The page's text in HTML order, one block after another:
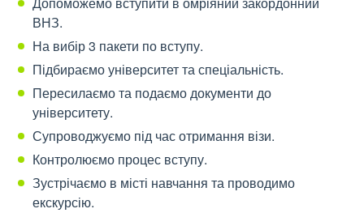
ВНЗ.
На вибір 3 пакети по вступу.
Підбираємо університет та спеціальність.
Пересилаємо та подаємо документи до
університету.
Супроводжуємо під час отримання візи.
Контролюємо процес вступу.
Зустрічаємо в місті навчання та проводимо
екскурсію.